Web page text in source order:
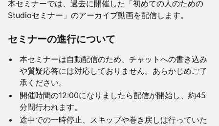
本セミナーでは、過去に開催した「初めての人のための
Studioセミナー」のアーカイブ動画を配信します。
セミナーの進行について
本セミナーは自動配信のため、チャットへの書き込み
や質疑応答には対応しておりません。あらかじめご了
承ください。
開催時間の12:00になりましたら配信が開始し、約45
分間行われます。
途中での一時停止、スキップや巻き戻しは行っていた